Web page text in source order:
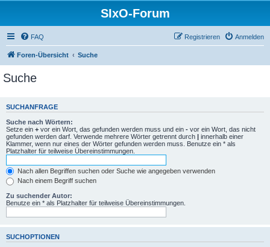
SIxO-Forum
FAQ Anmelden
Registrieren
Foren-Übersicht Suche
Suche
SUCHANFRAGE
Suche nach Wörtern:
Setze ein + vor ein Wort, das gefunden werden muss und ein - vor ein Wort, das nicht
gefunden werden darf. Verwende mehrere Wörter getrennt durch | innerhalb einer
Klammer, wenn nur eines der Wörter gefunden werden muss. Benutze ein * als
Platzhalter für teilweise Übereinstimmungen.
Nach allen Begriffen suchen oder Suche wie angegeben verwenden
Nach einem Begriff suchen
Zu suchender Autor:
Benutze ein * als Platzhalter für teilweise Übereinstimmungen.
SUCHOPTIONEN